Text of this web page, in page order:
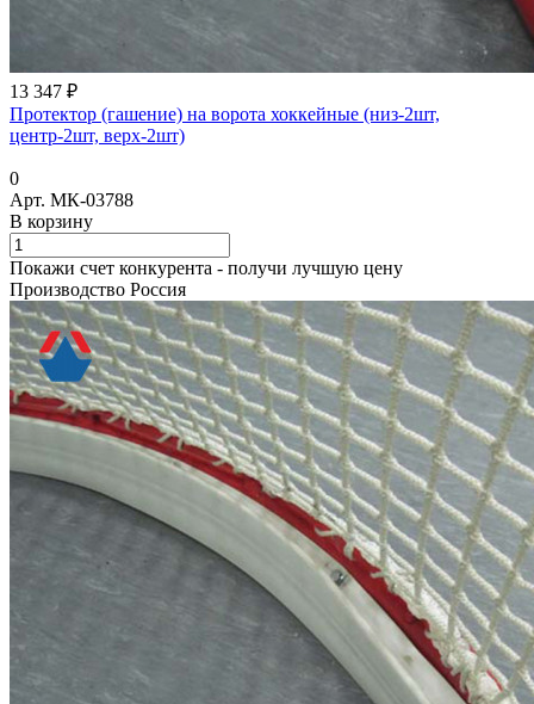
13 347 ₽
Протектор (гашение) на ворота хоккейные (низ-2шт,
центр-2шт, верх-2шт)
0
Арт. МК-03788
В корзину
Покажи счет конкурента - получи лучшую цену
Производство Россия